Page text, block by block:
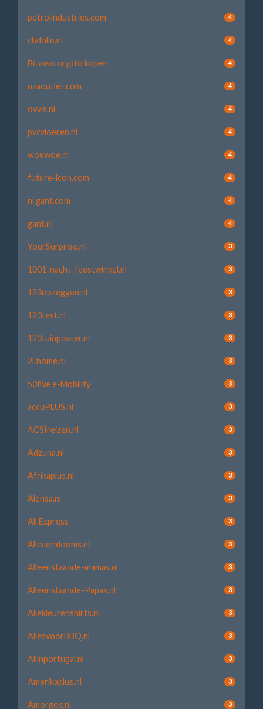
petrolindustries.com 4
cbdolie.nl 4
Bitvavo crypto kopen 4
nzaoutlet.com 4
ovvis.nl 4
pvcvloeren.nl 4
woewoe.nl 4
future-icon.com 4
nl.gant.com 4
gant.nl 4
YourSurprise.nl 3
1001-nacht-feestwinkel.nl 3
123opzeggen.nl 3
123test.nl 3
123tuinposter.nl 3
2Lhome.nl 3
50five e-Mobility 3
accuPLUS.nl 3
ACSIreizen.nl 3
Adzuna.nl 3
Afrikaplus.nl 3
Alensa.nl 3
Ali Express 3
Allecondooms.nl 3
Alleenstaande-mamas.nl 3
Alleenstaande-Papas.nl 3
Allekleurenshirts.nl 3
AllesvoorBBQ.nl 3
Allinportugal.nl 3
Amerikaplus.nl 3
Amorgos.nl 3